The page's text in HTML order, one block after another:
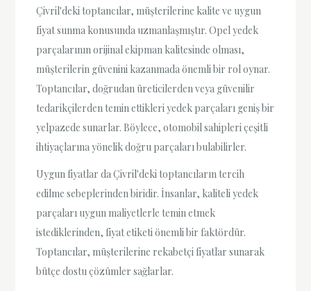
Çivril'deki toptancılar, müşterilerine kalite ve uygun
fiyat sunma konusunda uzmanlaşmıştır. Opel yedek
parçalarının orijinal ekipman kalitesinde olması,
müşterilerin güvenini kazanmada önemli bir rol oynar.
Toptancılar, doğrudan üreticilerden veya güvenilir
tedarikçilerden temin ettikleri yedek parçaları geniş bir
yelpazede sunarlar. Böylece, otomobil sahipleri çeşitli
ihtiyaçlarına yönelik doğru parçaları bulabilirler.
Uygun fiyatlar da Çivril'deki toptancıların tercih
edilme sebeplerinden biridir. İnsanlar, kaliteli yedek
parçaları uygun maliyetlerle temin etmek
istediklerinden, fiyat etiketi önemli bir faktördür.
Toptancılar, müşterilerine rekabetçi fiyatlar sunarak
bütçe dostu çözümler sağlarlar.